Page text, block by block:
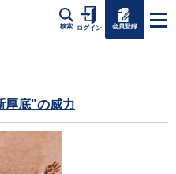
検索 ログイン 会員登録
厚底"の威力